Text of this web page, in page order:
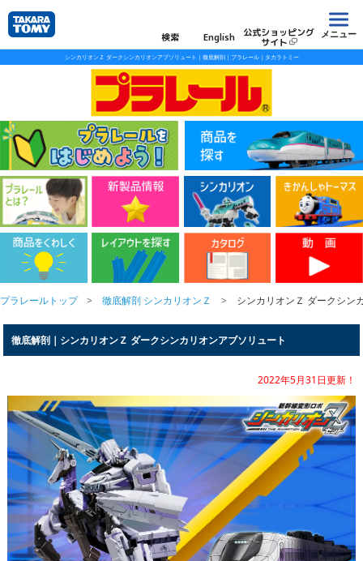
検索 English 公式ショッピング
サイト
メニュー
シンカリオンＺ ダークシンカリオンアブソリュート｜徹底解剖｜プラレール｜タカラトミー
プラレールトップ 徹底解剖 シンカリオンＺ シンカリオンＺ ダークシン
徹底解剖｜シンカリオンＺ ダークシンカリオンアブソリュート
2022年5月31日更新！